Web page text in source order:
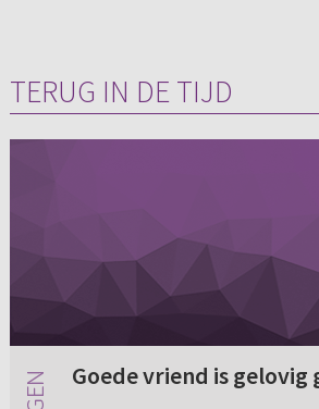
TERUG IN DE TIJD
Goede vriend is gelovig